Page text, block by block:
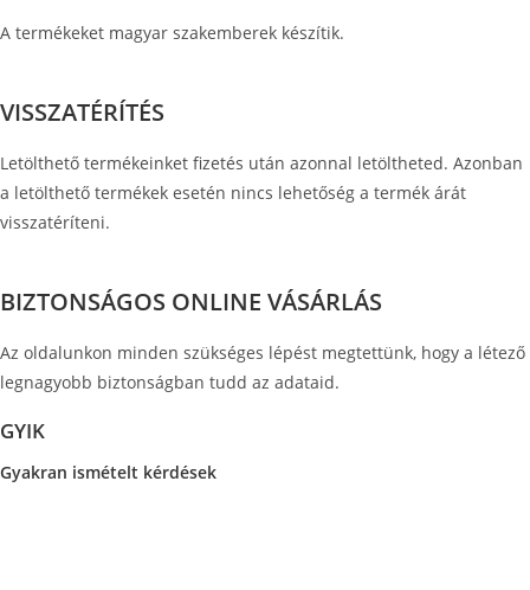
A termékeket magyar szakemberek készítik.
VISSZATÉRÍTÉS
Letölthető termékeinket fizetés után azonnal letöltheted. Azonban
a letölthető termékek esetén nincs lehetőség a termék árát
visszatéríteni.
BIZTONSÁGOS ONLINE VÁSÁRLÁS
Az oldalunkon minden szükséges lépést megtettünk, hogy a létező
legnagyobb biztonságban tudd az adataid.
GYIK
Gyakran ismételt kérdések